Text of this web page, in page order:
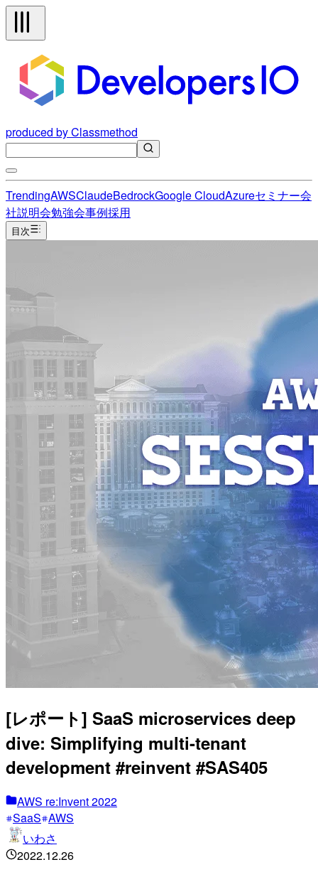
produced by Classmethod
TrendingAWSClaudeBedrockGoogle CloudAzureセミナー会
社説明会勉強会事例採用
目次
[レポート] SaaS microservices deep
dive: Simplifying multi-tenant
development #reinvent #SAS405
AWS re:Invent 2022
SaaS AWS
いわさ
2022.12.26